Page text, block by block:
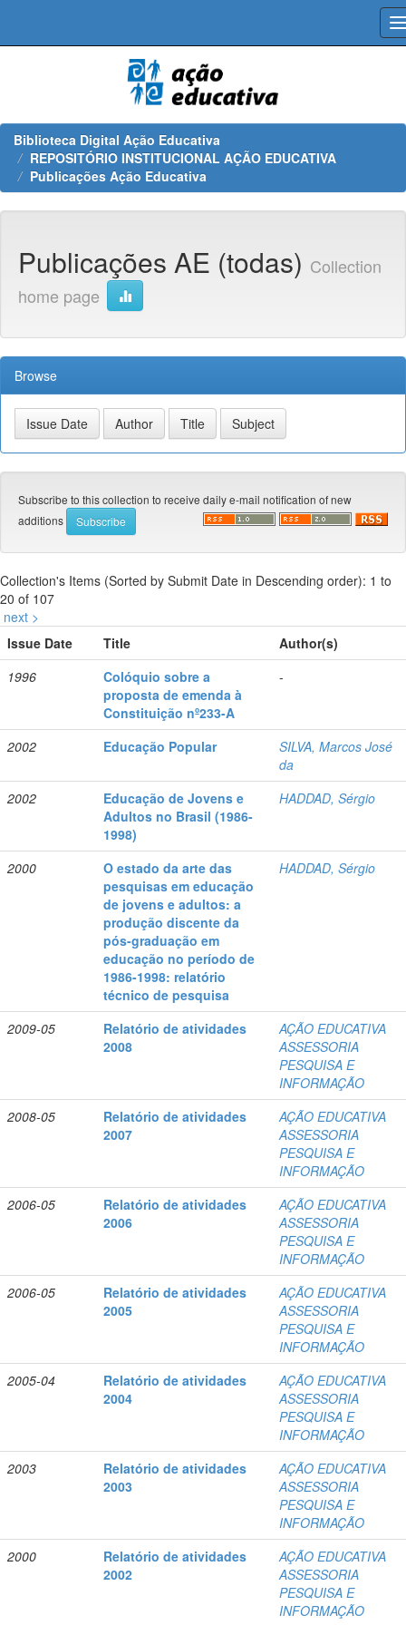
Biblioteca Digital Ação Educativa
REPOSITÓRIO INSTITUCIONAL AÇÃO EDUCATIVA
Publicações Ação Educativa
Publicações AE (todas) Collection
home page
Browse
Subscribe to this collection to receive daily e-mail notification of new
additions
Collection's Items (Sorted by Submit Date in Descending order): 1 to
20 of 107
next >
Issue Date
Title
Author(s)
1996
Colóquio sobre a
proposta de emenda à
Constituição nº233-A
-
2002 Educação Popular
SILVA, Marcos José
da
2002
Educação de Jovens e
Adultos no Brasil (1986-
1998)
HADDAD, Sérgio
2000
O estado da arte das
pesquisas em educação
de jovens e adultos: a
produção discente da
pós-graduação em
educação no período de
1986-1998: relatório
técnico de pesquisa
HADDAD, Sérgio
2009-05
Relatório de atividades
2008
AÇÃO EDUCATIVA
ASSESSORIA
PESQUISA E
INFORMAÇÃO
2008-05
Relatório de atividades
2007
AÇÃO EDUCATIVA
ASSESSORIA
PESQUISA E
INFORMAÇÃO
2006-05
Relatório de atividades
2006
AÇÃO EDUCATIVA
ASSESSORIA
PESQUISA E
INFORMAÇÃO
2006-05
Relatório de atividades
2005
AÇÃO EDUCATIVA
ASSESSORIA
PESQUISA E
INFORMAÇÃO
2005-04
Relatório de atividades
2004
AÇÃO EDUCATIVA
ASSESSORIA
PESQUISA E
INFORMAÇÃO
2003
Relatório de atividades
2003
AÇÃO EDUCATIVA
ASSESSORIA
PESQUISA E
INFORMAÇÃO
2000
Relatório de atividades
2002
AÇÃO EDUCATIVA
ASSESSORIA
PESQUISA E
INFORMAÇÃO